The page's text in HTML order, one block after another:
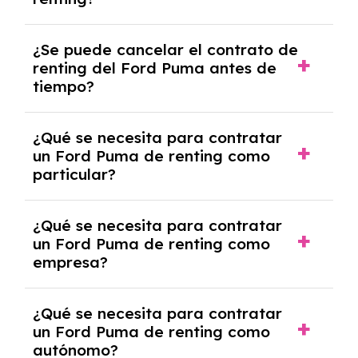
mensuales.
tendrás que pagar ningún tipo de entrada
salvo en casos que lo exija el proveedor
debido al resultado del estudio de viabilidad
económica.
¿Se puede cancelar el contrato de
renting del Ford Puma antes de
tiempo?
pero puede haber penalizaciones por
cancelación anticipada. Es importante revisar
las condiciones del contrato y hablar con un
experto que te asesore.
¿Qué se necesita para contratar
un Ford Puma de renting como
particular?
y, en algunos casos, una consulta de solvencia
crediticia y un pago inicial.
¿Qué se necesita para contratar
un Ford Puma de renting como
empresa?
documentación financiera y, en algunos
casos, un informe de solvencia de la empresa
¿Qué se necesita para contratar
un Ford Puma de renting como
autónomo?